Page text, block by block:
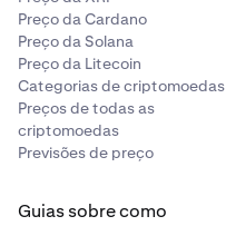
Preço da Cardano
Preço da Solana
Preço da Litecoin
Categorias de criptomoedas
Preços de todas as
criptomoedas
Previsões de preço
Guias sobre como